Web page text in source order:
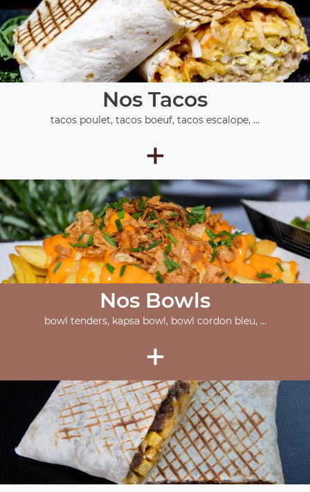
Nos Tacos
tacos poulet, tacos boeuf, tacos escalope, ...
+
Nos Bowls
bowl tenders, kapsa bowl, bowl cordon bleu, ...
+